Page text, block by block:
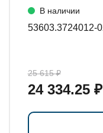
В наличии
25 615 ₽
24 334.25 ₽